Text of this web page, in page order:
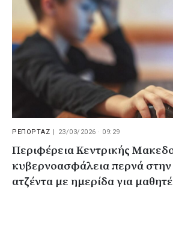
ΡΕΠΟΡΤΑΖ | 23/03/2026 · 09:29
Περιφέρεια Κεντρικής
κυβερνοασφάλεια περνά στην
ατζέντα με ημερίδα για